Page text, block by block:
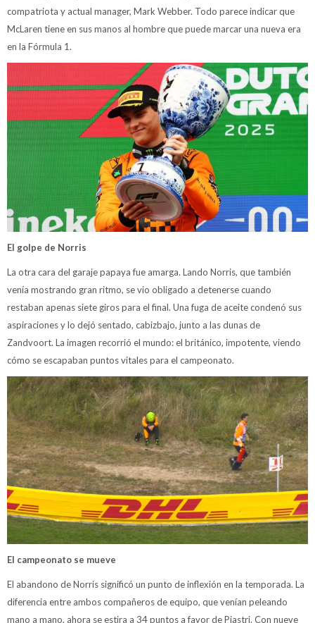
compatriota y actual manager, Mark Webber. Todo parece indicar que
McLaren tiene en sus manos al hombre que puede marcar una nueva era
en la Fórmula 1.
El golpe de Norris
La otra cara del garaje papaya fue amarga. Lando Norris, que también
venía mostrando gran ritmo, se vio obligado a detenerse cuando
restaban apenas siete giros para el final. Una fuga de aceite condenó sus
aspiraciones y lo dejó sentado, cabizbajo, junto a las dunas de
Zandvoort. La imagen recorrió el mundo: el británico, impotente, viendo
cómo se escapaban puntos vitales para el campeonato.
El campeonato se mueve
El abandono de Norris significó un punto de inflexión en la temporada. La
diferencia entre ambos compañeros de equipo, que venían peleando
mano a mano, ahora se estira a 34 puntos a favor de Piastri. Con nueve